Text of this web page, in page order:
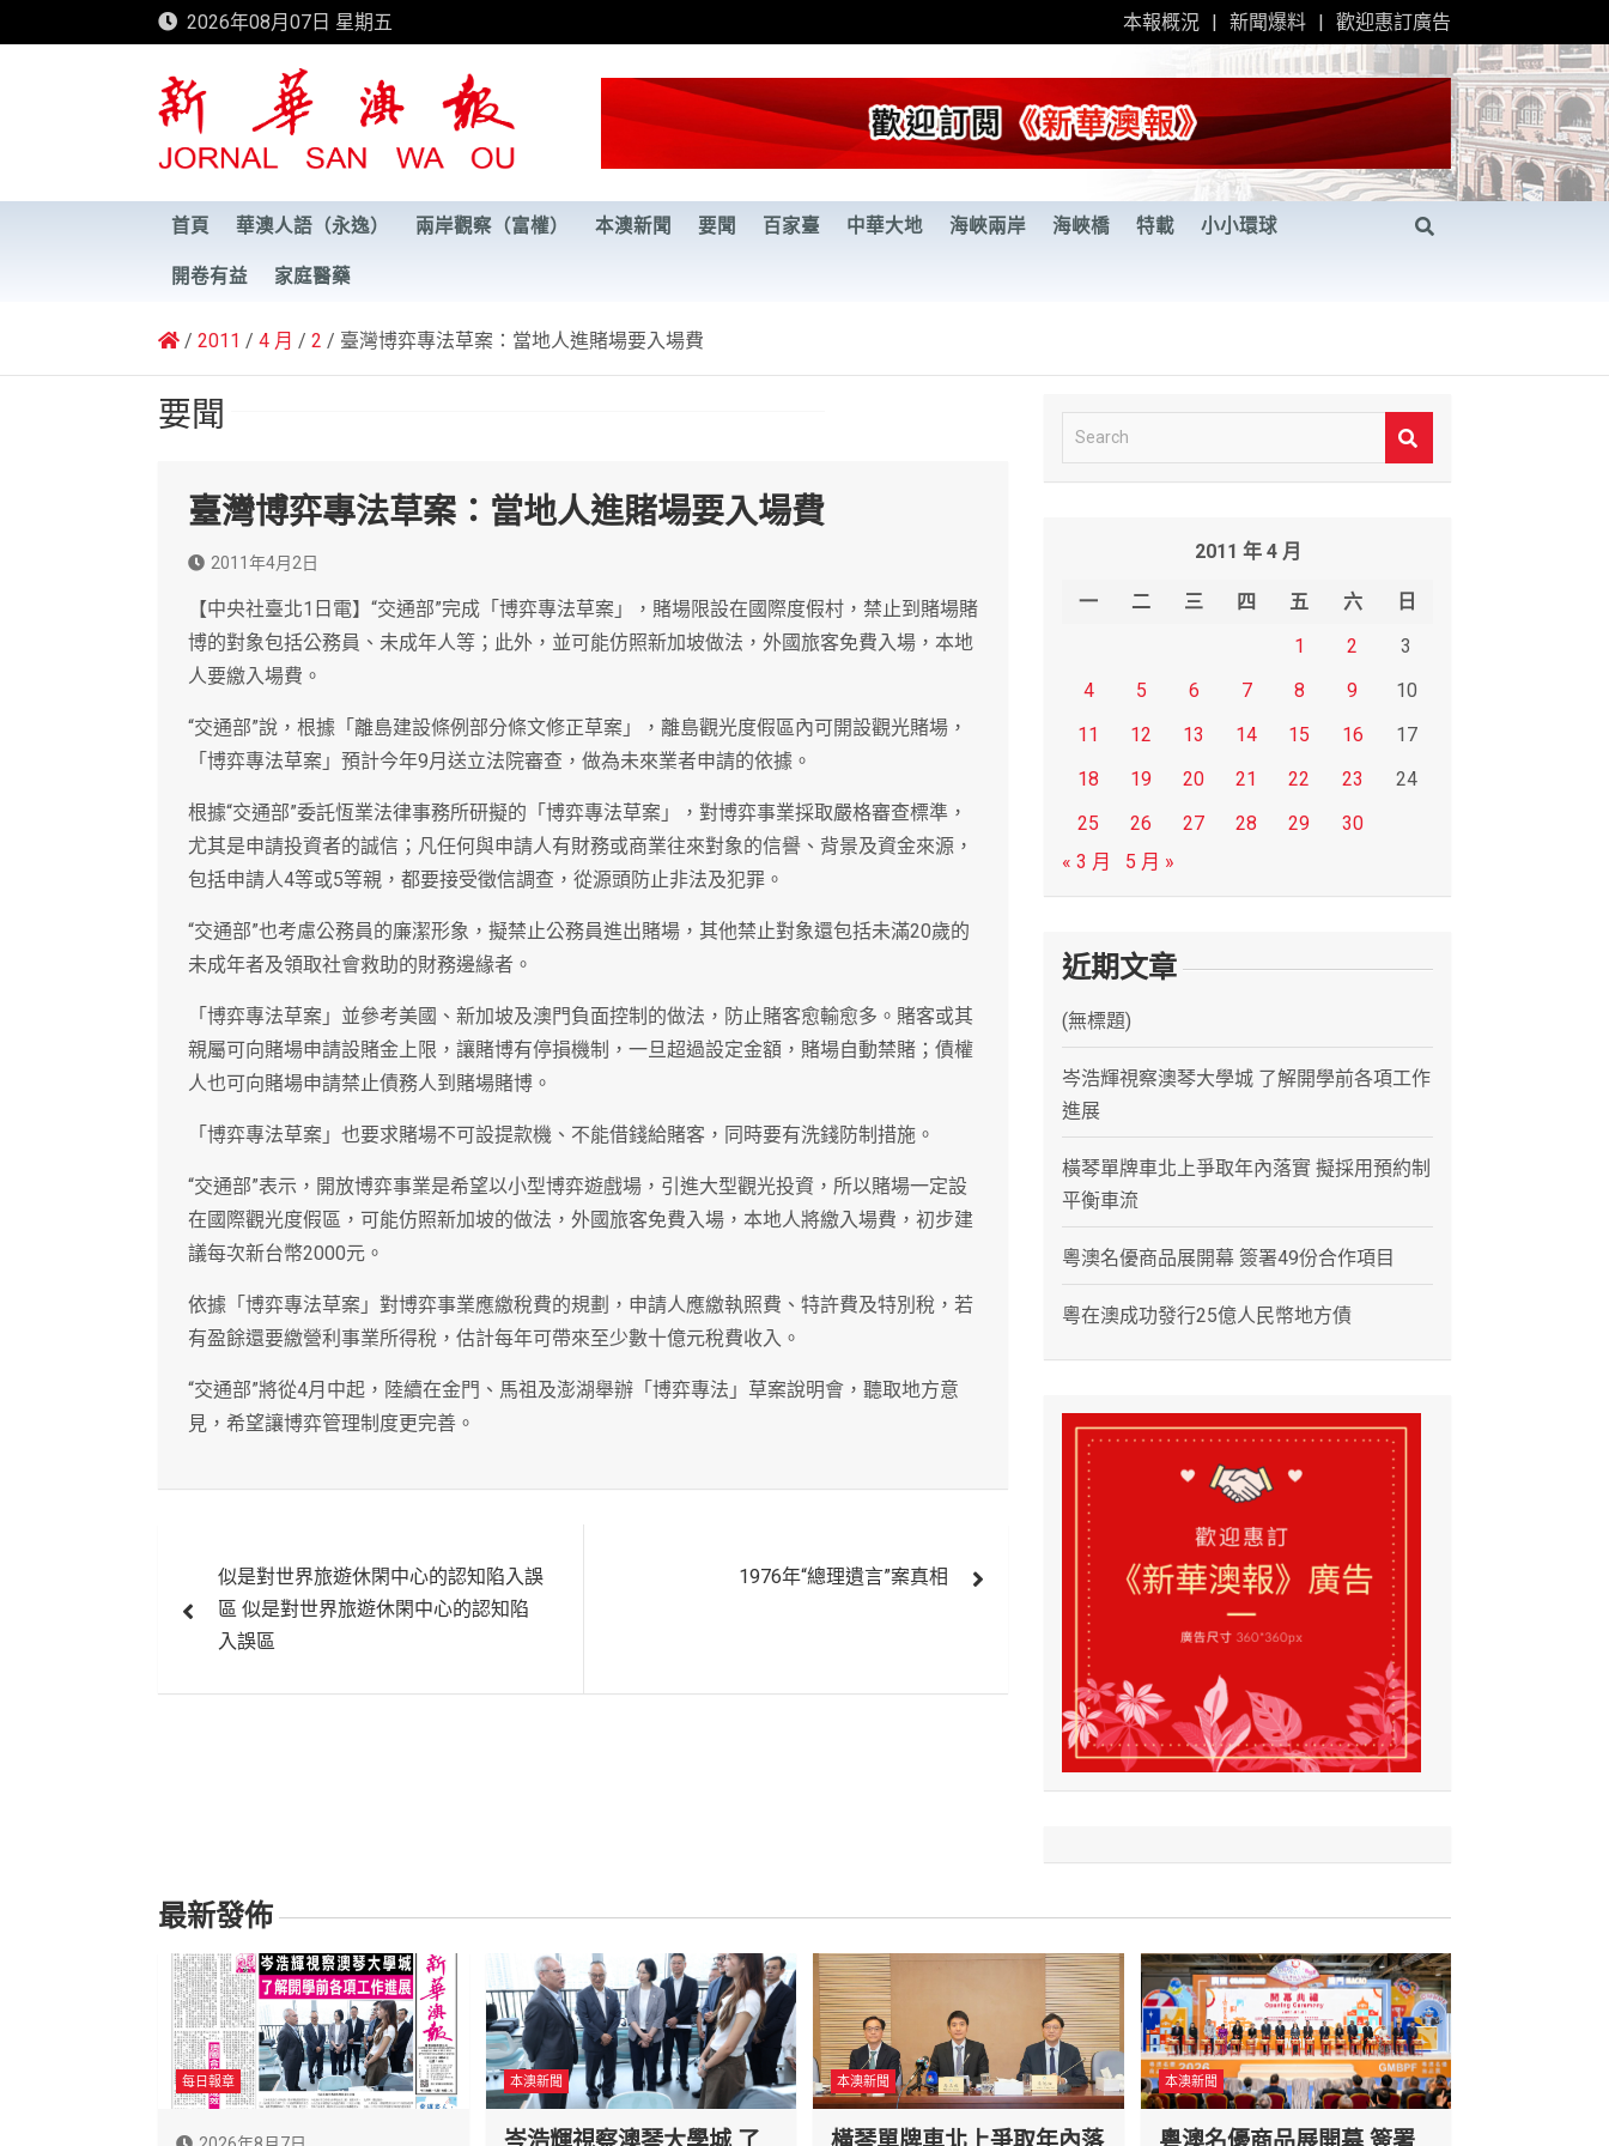
to
2026年08月07日 星期五 本報概況 新聞爆料 歡迎惠訂廣告
新華澳報
首頁 華澳人語（永逸） 兩岸觀察（富權） 本澳新聞 要聞 百家臺 中華大地 海峽兩岸 海峽橋 特載 小小環球
開卷有益 家庭醫藥
2011 4 月 2 臺灣博弈專法草案：當地人進賭場要入場費
要聞
臺灣博弈專法草案：當地人進賭場要入場費
2011年4月2日
【中央社臺北1日電】“交通部”完成「博弈專法草案」，賭場限設在國際度假村，禁止到賭場賭
博的對象包括公務員、未成年人等；此外，並可能仿照新加坡做法，外國旅客免費入場，本地
人要繳入場費。
“交通部”說，根據「離島建設條例部分條文修正草案」，離島觀光度假區內可開設觀光賭場，
「博弈專法草案」預計今年9月送立法院審查，做為未來業者申請的依據。
根據“交通部”委託恆業法律事務所研擬的「博弈專法草案」，對博弈事業採取嚴格審查標準，
尤其是申請投資者的誠信；凡任何與申請人有財務或商業往來對象的信譽、背景及資金來源，
包括申請人4等或5等親，都要接受徵信調查，從源頭防止非法及犯罪。
“交通部”也考慮公務員的廉潔形象，擬禁止公務員進出賭場，其他禁止對象還包括未滿20歲的
未成年者及領取社會救助的財務邊緣者。
「博弈專法草案」並參考美國、新加坡及澳門負面控制的做法，防止賭客愈輸愈多。賭客或其
親屬可向賭場申請設賭金上限，讓賭博有停損機制，一旦超過設定金額，賭場自動禁賭；債權
人也可向賭場申請禁止債務人到賭場賭博。
「博弈專法草案」也要求賭場不可設提款機、不能借錢給賭客，同時要有洗錢防制措施。
“交通部”表示，開放博弈事業是希望以小型博弈遊戲場，引進大型觀光投資，所以賭場一定設
在國際觀光度假區，可能仿照新加坡的做法，外國旅客免費入場，本地人將繳入場費，初步建
議每次新台幣2000元。
依據「博弈專法草案」對博弈事業應繳稅費的規劃，申請人應繳執照費、特許費及特別稅，若
有盈餘還要繳營利事業所得稅，估計每年可帶來至少數十億元稅費收入。
“交通部”將從4月中起，陸續在金門、馬祖及澎湖舉辦「博弈專法」草案說明會，聽取地方意
見，希望讓博弈管理制度更完善。
章
覽
似是對世界旅遊休閑中心的認知陷入誤
區 似是對世界旅遊休閑中心的認知陷
入誤區
1976年“總理遺言”案真相
e
2011 年 4 月
一 二 三 四 五 六
日
1
2
3
4
5 6 7 8 9
10
11
12 13 14 15 16
17
18
19 20 21 22 23
24
25
26 27 28 29
30
« 3 月
5 月 »
近期文章
(無標題)
岑浩輝視察澳琴大學城 了解開學前各項工作
進展
橫琴單牌車北上爭取年內落實 擬採用預約制
平衡車流
粵澳名優商品展開幕 簽署49份合作項目
粵在澳成功發行25億人民幣地方債
最新發佈
每日報章 本澳新聞 本澳新聞 本澳新聞